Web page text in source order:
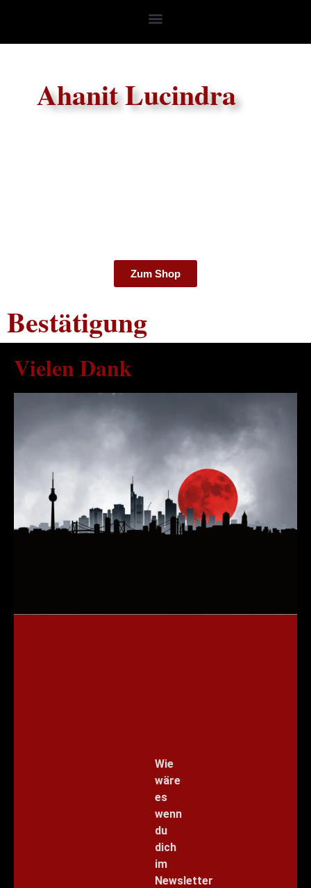
Ahanit Lucindra
Zum Shop
Bestätigung
Vielen Dank
Wie
wäre
es
wenn
du
dich
im
Newsletter